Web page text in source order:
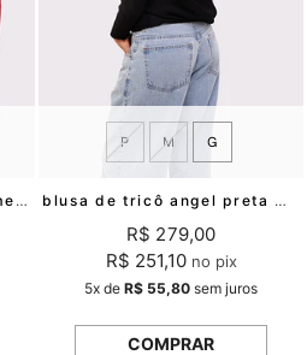
blusa de tricô amore vermelha mundo lolita blusa de tricô angel preta mundo lolita
P M G
R$ 279,00
R$ 251,10 no pix
5x deR$ 55,80 sem juros
COMPRAR